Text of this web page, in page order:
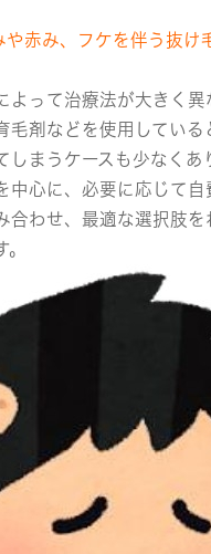
や赤み、フケを伴う抜け
よって治療法が大きく異
毛剤などを使用している
しまうケースも少なくあ
中心に、必要に応じて
合わせ、最適な選択肢を